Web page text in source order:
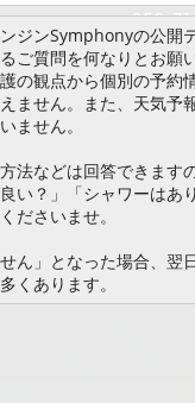
050-
ジンSymphonyの公開
ご質問を何なりとお願
の観点から個別の予約
ません。また、天気予
ません。
法などは回答できます
い？」「シャワーはあ
ださいませ。
せん」となった場合、翌
くあります。